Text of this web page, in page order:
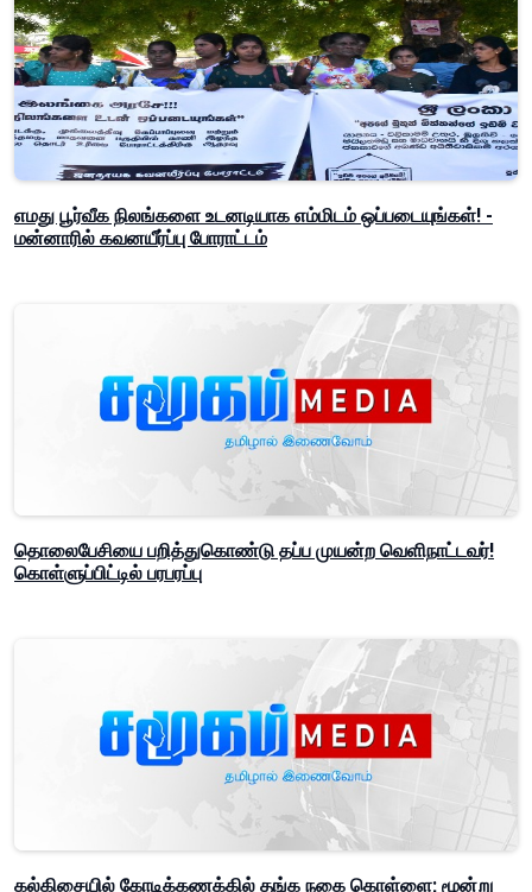
எமது பூர்வீக நிலங்களை உடனடியாக எம்மிடம் ஒப்படையுங்கள்! -
மன்னாரில் கவனயீர்ப்பு போராட்டம்
தொலைபேசியை பறித்துகொண்டு தப்ப முயன்ற வெளிநாட்டவர்!
கொள்ளுப்பிட்டில் பரபரப்பு
கல்கிசையில் கோடிக்கணக்கில் தங்க நகை கொள்ளை; மூன்று